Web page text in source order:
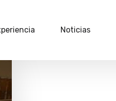
Noticias